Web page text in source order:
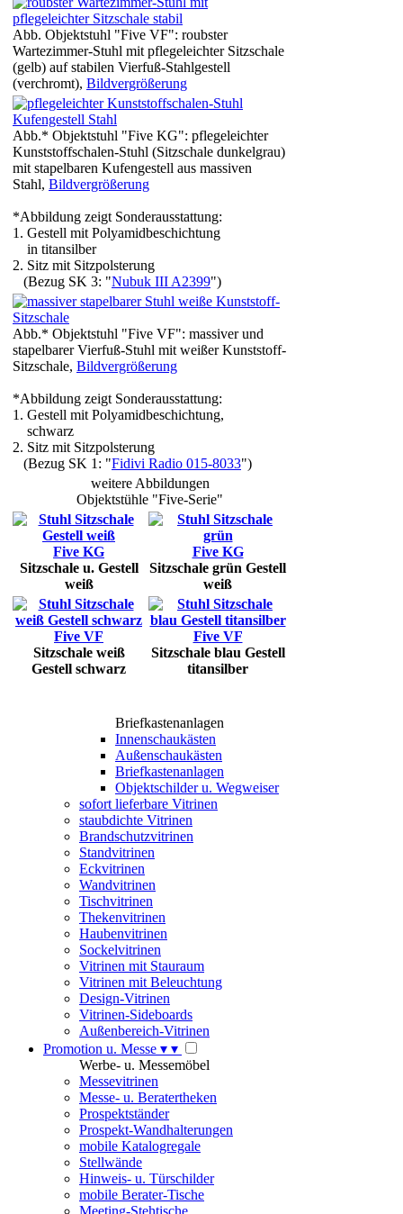
Abb. Objektstuhl "Five VF": roubster
Wartezimmer-Stuhl mit pflegeleichter Sitzschale
(gelb) auf stabilen Vierfuß-Stahlgestell
(verchromt), Bildvergrößerung
Abb.* Objektstuhl "Five KG": pflegeleichter
Kunststoffschalen-Stuhl (Sitzschale dunkelgrau)
mit stapelbaren Kufengestell aus massiven
Stahl, Bildvergrößerung
*Abbildung zeigt Sonderausstattung:
1. Gestell mit Polyamidbeschichtung
in titansilber
2. Sitz mit Sitzpolsterung
(Bezug SK 3: "Nubuk III A2399")
Abb.* Objektstuhl "Five VF": massiver und
stapelbarer Vierfuß-Stuhl mit weißer Kunststoff-
Sitzschale, Bildvergrößerung
*Abbildung zeigt Sonderausstattung:
1. Gestell mit Polyamidbeschichtung,
schwarz
2. Sitz mit Sitzpolsterung
(Bezug SK 1: "Fidivi Radio 015-8033")
weitere Abbildungen
Objektstühle "Five-Serie"
Five KG
Sitzschale u. Gestell
weiß
Five KG
Sitzschale grün Gestell
weiß
Five VF
Sitzschale weiß
Gestell schwarz
Five VF
Sitzschale blau Gestell
titansilber
Briefkastenanlagen
Innenschaukästen
Außenschaukästen
Briefkastenanlagen
Objektschilder u. Wegweiser
sofort lieferbare Vitrinen
staubdichte Vitrinen
Brandschutzvitrinen
Standvitrinen
Eckvitrinen
Wandvitrinen
Tischvitrinen
Thekenvitrinen
Haubenvitrinen
Sockelvitrinen
Vitrinen mit Stauraum
Vitrinen mit Beleuchtung
Design-Vitrinen
Vitrinen-Sideboards
Außenbereich-Vitrinen
Promotion u. Messe ▾ ▾
Werbe- u. Messemöbel
Messevitrinen
Messe- u. Beratertheken
Prospektständer
Prospekt-Wandhalterungen
mobile Katalogregale
Stellwände
Hinweis- u. Türschilder
mobile Berater-Tische
Meeting-Stehtische